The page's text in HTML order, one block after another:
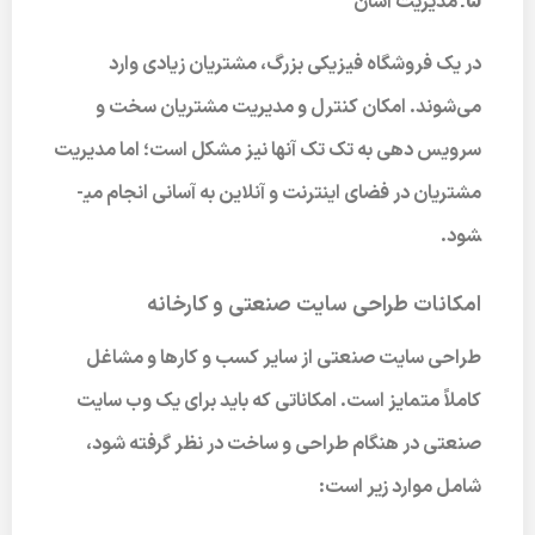
در یک فروشگاه فیزیکی بزرگ، مشتریان زیادی وارد
می‌شوند. امکان کنترل و مدیریت مشتریان سخت و
سرویس‌ دهی به تک تک آنها نیز مشکل است؛ اما مدیریت
مشتریان در فضای اینترنت و آنلاین به آسانی انجام می­
شود.
امکانات طراحی سایت صنعتی و کارخانه
طراحی سایت صنعتی از سایر کسب و کارها و مشاغل
کاملاً متمایز است. امکاناتی که باید برای یک وب سایت
صنعتی در هنگام طراحی و ساخت در نظر گرفته شود،
شامل موارد زیر است: